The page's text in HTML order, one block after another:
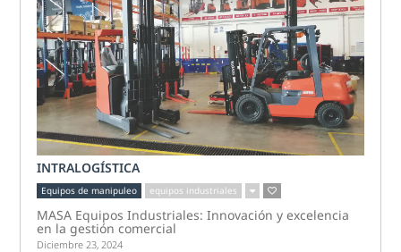
INTRALOGÍSTICA
Equipos de manipuleo equipos industriales
MASA Equipos Industriales: Innovación y excelencia
en la gestión comercial
Diciembre 23, 2024